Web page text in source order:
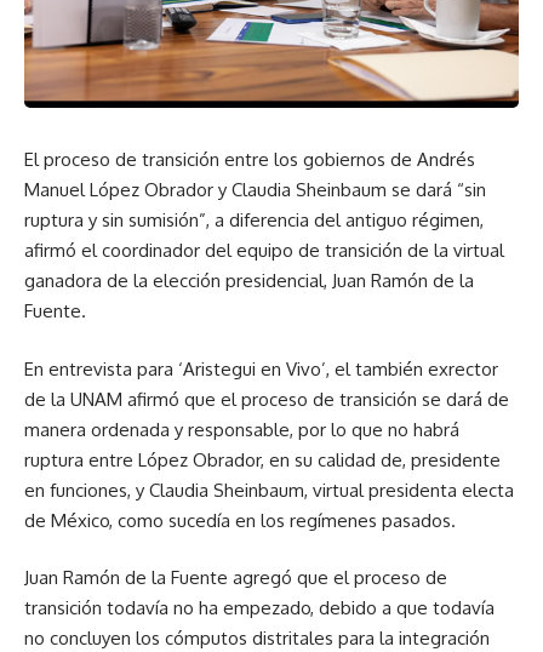
El proceso de transición entre los gobiernos de Andrés
Manuel López Obrador y Claudia Sheinbaum se dará “sin
ruptura y sin sumisión”, a diferencia del antiguo régimen,
afirmó el coordinador del equipo de transición de la virtual
ganadora de la elección presidencial, Juan Ramón de la
Fuente.
En entrevista para ‘Aristegui en Vivo’, el también exrector
de la UNAM afirmó que el proceso de transición se dará de
manera ordenada y responsable, por lo que no habrá
ruptura entre López Obrador, en su calidad de, presidente
en funciones, y Claudia Sheinbaum, virtual presidenta electa
de México, como sucedía en los regímenes pasados.
Juan Ramón de la Fuente agregó que el proceso de
transición todavía no ha empezado, debido a que todavía
no concluyen los cómputos distritales para la integración